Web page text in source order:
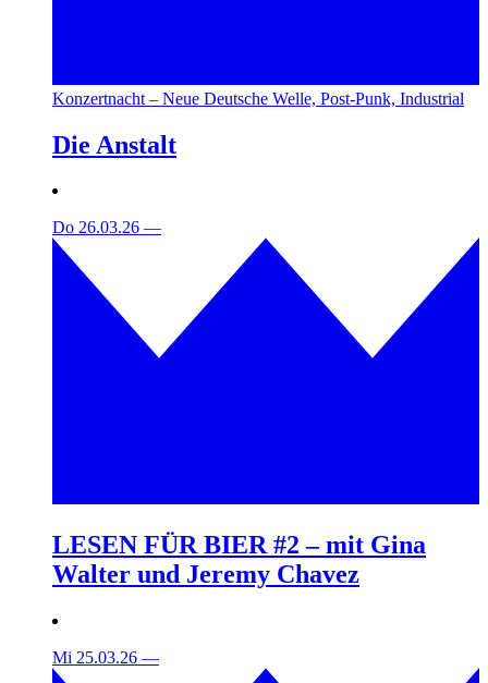
Konzertnacht – Neue Deutsche Welle, Post-Punk, Industrial
Die Anstalt
Do 26.03.26 —
LESEN FÜR BIER #2 – mit Gina
Walter und Jeremy Chavez
Mi 25.03.26 —